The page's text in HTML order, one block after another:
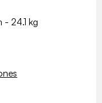
- 24.1 kg